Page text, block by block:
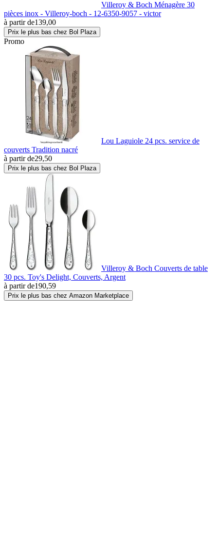
Villeroy & Boch Ménagère 30
pièces inox - Villeroy-boch - 12-6350-9057 - victor
à partir de139,00
Prix le plus bas chez Bol Plaza
Promo
Lou Laguiole 24 pcs. service de
couverts Tradition nacré
à partir de29,50
Prix le plus bas chez Bol Plaza
Villeroy & Boch Couverts de table
30 pcs. Toy's Delight, Couverts, Argent
à partir de190,59
Prix le plus bas chez Amazon Marketplace